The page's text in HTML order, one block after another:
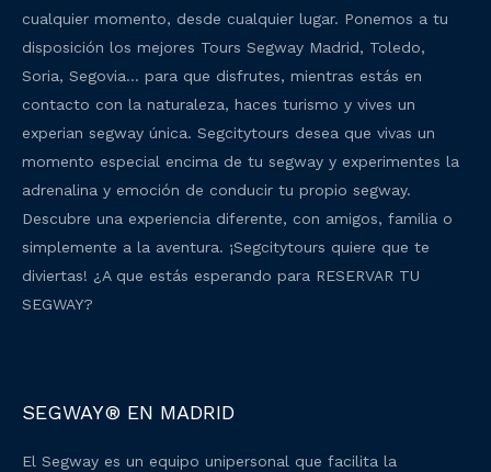
cualquier momento, desde cualquier lugar. Ponemos a tu
disposición los mejores Tours Segway Madrid, Toledo,
Soria, Segovia… para que disfrutes, mientras estás en
contacto con la naturaleza, haces turismo y vives un
experian segway única. Segcitytours desea que vivas un
momento especial encima de tu segway y experimentes la
adrenalina y emoción de conducir tu propio segway.
Descubre una experiencia diferente, con amigos, familia o
simplemente a la aventura. ¡Segcitytours quiere que te
diviertas! ¿A que estás esperando para RESERVAR TU
SEGWAY?
SEGWAY® EN MADRID
El Segway es un equipo unipersonal que facilita la